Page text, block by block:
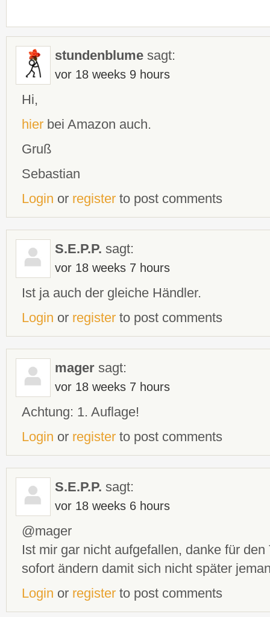
stundenblume sagt:
vor 18 weeks 9 hours
Hi,
hier bei Amazon auch.
Gruß
Sebastian
Login or register to post comments
S.E.P.P. sagt:
vor 18 weeks 7 hours
Ist ja auch der gleiche Händler.
Login or register to post comments
mager sagt:
vor 18 weeks 7 hours
Achtung: 1. Auflage!
Login or register to post comments
S.E.P.P. sagt:
vor 18 weeks 6 hours
@mager
Ist mir gar nicht aufgefallen, danke für
sofort ändern damit sich nicht später
Login or register to post comments